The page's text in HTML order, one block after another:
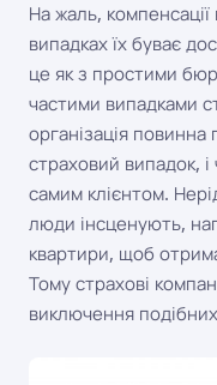
На жаль,
випадках їх буває
це як з простими
частими випадками
організація повинна
страховий випадок,
самим клієнтом.
люди інсценують,
квартири, щоб
Тому страхові
виключення